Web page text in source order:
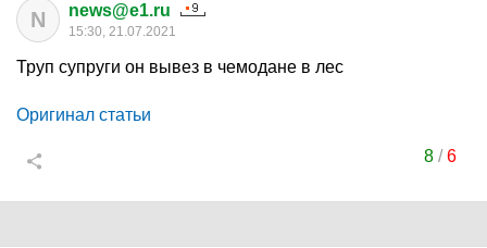
N news@e1.ru
15:30, 21.07.2021
Труп супруги он вывез в чемодане в лес
Оригинал статьи
8/6